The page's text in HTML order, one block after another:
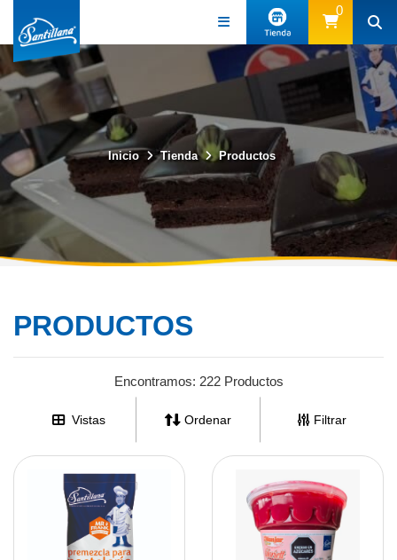
0
Inicio Tienda Productos
PRODUCTOS
Encontramos: 222 Productos
Vistas Ordenar Filtrar